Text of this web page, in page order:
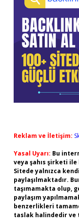
Reklam ve İletişim:
Yasal Uyarı: Bu
veya şahıs şirketi
Sitede yalnızca
paylaşılmaktadır.
taşımamakta olup,
paylaşım
benzerlikleri
taslak halindedir ve